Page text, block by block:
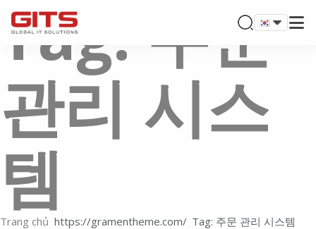
Tag: 주문
관리 시스
템
Trang chủ Tag: 주문 관리 시스템